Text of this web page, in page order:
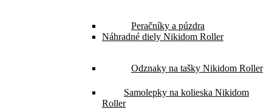
Peračníky a púzdra
Náhradné diely Nikidom Roller
Odznaky na tašky Nikidom Roller
Samolepky na kolieska Nikidom
Roller